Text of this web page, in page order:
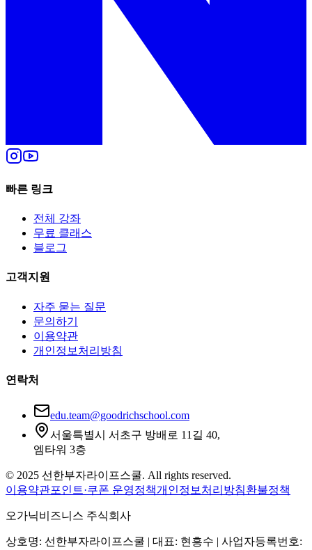
빠른 링크
전체 강좌
무료 클래스
블로그
고객지원
자주 묻는 질문
문의하기
이용약관
개인정보처리방침
연락처
edu.team@goodrichschool.com
서울특별시 서초구 방배로 11길 40,
엠타워 3층
© 2025 선한부자라이프스쿨. All rights reserved.
이용약관포인트·쿠폰 운영정책개인정보처리방침환불정책
오가닉비즈니스 주식회사
상호명: 선한부자라이프스쿨 | 대표: 현흥수 | 사업자등록번호: